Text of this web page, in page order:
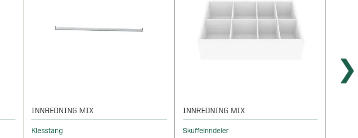
INNREDNING MIX
Klesstang
INNREDNING MIX
Skuffeinndeler